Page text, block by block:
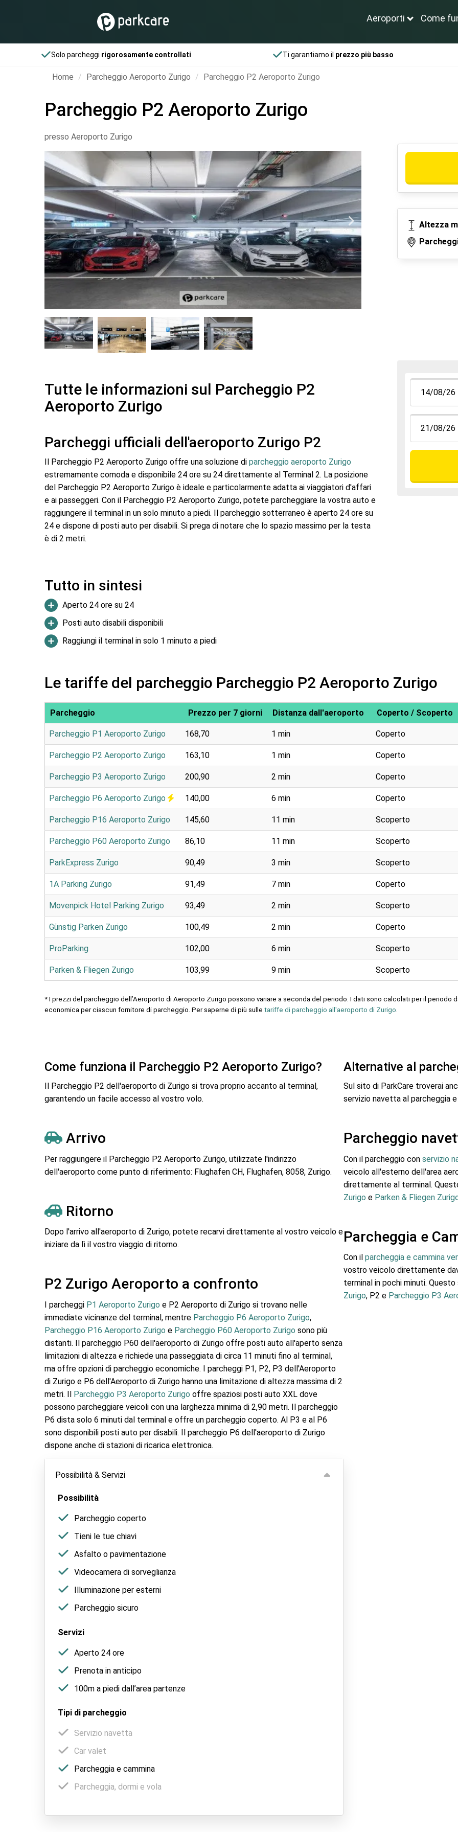
Aeroporti Come
Solo parcheggi rigorosamente controllati Ti garantiamo il prezzo più basso
Home Parcheggio Aeroporto Zurigo Parcheggio P2 Aeroporto Zurigo
Parcheggio P2 Aeroporto Zurigo
presso Aeroporto Zurigo
Altezza
Tutte le informazioni sul Parcheggio P2
Aeroporto Zurigo
Parcheggi ufficiali dell'aeroporto Zurigo P2
Il Parcheggio P2 Aeroporto Zurigo offre una soluzione di parcheggio aeroporto Zurigo
estremamente comoda e disponibile 24 ore su 24 direttamente al Terminal 2. La posizione
del Parcheggio P2 Aeroporto Zurigo è ideale e particolarmente adatta ai viaggiatori d'affari
e ai passeggeri. Con il Parcheggio P2 Aeroporto Zurigo, potete parcheggiare la vostra auto e
raggiungere il terminal in un solo minuto a piedi. Il parcheggio sotterraneo è aperto 24 ore su
24 e dispone di posti auto per disabili. Si prega di notare che lo spazio massimo per la testa
è di 2 metri.
Tutto in sintesi
Aperto 24 ore su 24
Posti auto disabili disponibili
Raggiungi il terminal in solo 1 minuto a piedi
Le tariffe del parcheggio Parcheggio P2 Aeroporto Zurigo
Parcheggio Prezzo per 7 giorni Distanza dall'aeroporto Coperto / Scoperto
Parcheggio P1 Aeroporto Zurigo 168,70 1 min Coperto
Parcheggio P2 Aeroporto Zurigo 163,10 1 min Coperto
Parcheggio P3 Aeroporto Zurigo 200,90 2 min Coperto
Parcheggio P6 Aeroporto Zurigo 140,00 6 min Coperto
Parcheggio P16 Aeroporto Zurigo 145,60 11 min Scoperto
Parcheggio P60 Aeroporto Zurigo 86,10 11 min Scoperto
ParkExpress Zurigo 90,49 3 min Scoperto
1A Parking Zurigo 91,49 7 min Coperto
Movenpick Hotel Parking Zurigo 93,49 2 min Scoperto
Günstig Parken Zurigo 100,49 2 min Coperto
ProParking 102,00 6 min Scoperto
Parken & Fliegen Zurigo 103,99 9 min Scoperto
* I prezzi del parcheggio dell’Aeroporto di Aeroporto Zurigo possono variare a seconda del periodo. I dati sono calcolati per il periodo
economica per ciascun fornitore di parcheggio. Per saperne di più sulle tariffe di parcheggio all'aeroporto di Zurigo.
Come funziona il Parcheggio P2 Aeroporto Zurigo?
Il Parcheggio P2 dell'aeroporto di Zurigo si trova proprio accanto al terminal,
garantendo un facile accesso al vostro volo.
Arrivo
Per raggiungere il Parcheggio P2 Aeroporto Zurigo, utilizzate l'indirizzo
dell'aeroporto come punto di riferimento: Flughafen CH, Flughafen, 8058, Zurigo.
Ritorno
Dopo l'arrivo all'aeroporto di Zurigo, potete recarvi direttamente al vostro veicolo e
iniziare da lì il vostro viaggio di ritorno.
P2 Zurigo Aeroporto a confronto
I parcheggi P1 Aeroporto Zurigo e P2 Aeroporto di Zurigo si trovano nelle
immediate vicinanze del terminal, mentre Parcheggio P6 Aeroporto Zurigo,
Parcheggio P16 Aeroporto Zurigo e Parcheggio P60 Aeroporto Zurigo sono più
distanti. Il parcheggio P60 dell'aeroporto di Zurigo offre posti auto all'aperto senza
limitazioni di altezza e richiede una passeggiata di circa 11 minuti fino al terminal,
ma offre opzioni di parcheggio economiche. I parcheggi P1, P2, P3 dell'Aeroporto
di Zurigo e P6 dell'Aeroporto di Zurigo hanno una limitazione di altezza massima di 2
metri. Il Parcheggio P3 Aeroporto Zurigo offre spaziosi posti auto XXL dove
possono parcheggiare veicoli con una larghezza minima di 2,90 metri. Il parcheggio
P6 dista solo 6 minuti dal terminal e offre un parcheggio coperto. Al P3 e al P6
sono disponibili posti auto per disabili. Il parcheggio P6 dell'aeroporto di Zurigo
dispone anche di stazioni di ricarica elettronica.
Possibilità & Servizi
Possibilità
Parcheggio coperto
Tieni le tue chiavi
Asfalto o pavimentazione
Videocamera di sorveglianza
Illuminazione per esterni
Parcheggio sicuro
Servizi
Aperto 24 ore
Prenota in anticipo
100m a piedi dall’area partenze
Tipi di parcheggio
Servizio navetta
Car valet
Parcheggia e cammina
Parcheggia, dormi e vola
Alternative al
Sul sito di ParkCare troverai
servizio navetta al parcheggia
Parcheggio
Con il parcheggio con servizio
veicolo all'esterno dell'area
direttamente al terminal.
Zurigo e Parken & Fliegen
Parcheggia e
Con il parcheggia e cammina
vostro veicolo direttamente
terminal in pochi minuti.
Zurigo, P2 e Parcheggio P3